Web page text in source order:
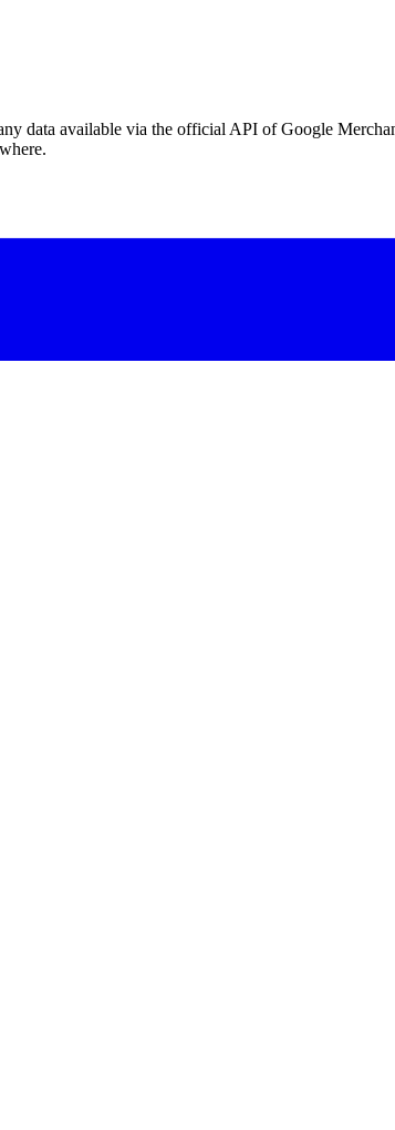
data available via the official API of Google